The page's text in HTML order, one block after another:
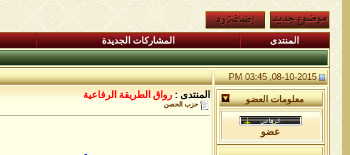
المنتدى المشاركات الجديدة
08-10-2015, 03:45 PM
معلومات العضو
عضو
المنتدى : رواق الطريقة الرفاعية
حزب الحصن